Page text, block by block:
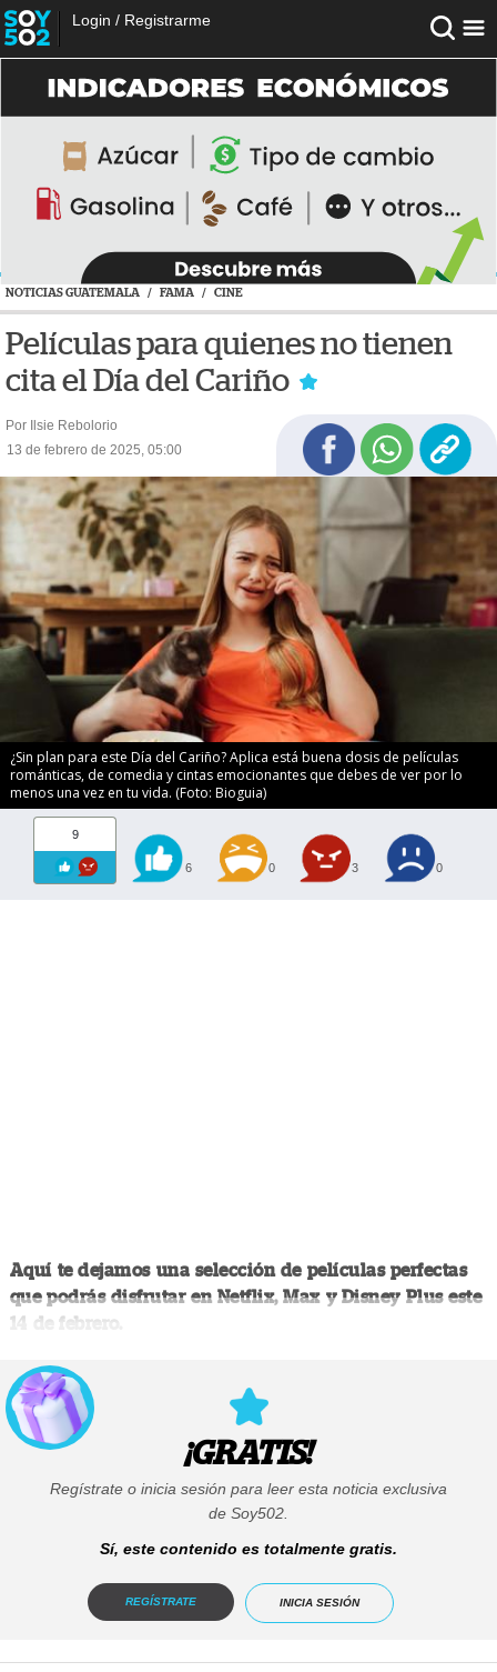
Login / Registrarme
NOTICIAS GUATEMALA / FAMA / CINE
Películas para quienes no tienen
cita el Día del Cariño
Por Ilsie Rebolorio
13 de febrero de 2025, 05:00
¿Sin plan para este Día del Cariño? Aplica está buena dosis de películas
románticas, de comedia y cintas emocionantes que debes de ver por lo
menos una vez en tu vida. (Foto: Bioguia)
9
6 0 3 0
Aquí te dejamos una selección de películas perfectas
que podrás disfrutar en Netflix, Max y Disney Plus este
14 de febrero.
¡GRATIS!
Regístrate o inicia sesión para leer esta noticia exclusiva
de Soy502.
Sí, este contenido es totalmente gratis.
REGÍSTRATE INICIA SESIÓN